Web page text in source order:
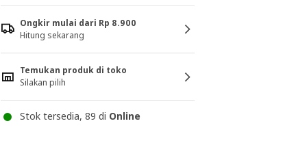
Ongkir mulai dari Rp 8.900
Hitung sekarang
Temukan produk di toko
Silakan pilih
Stok tersedia, 89 di Online